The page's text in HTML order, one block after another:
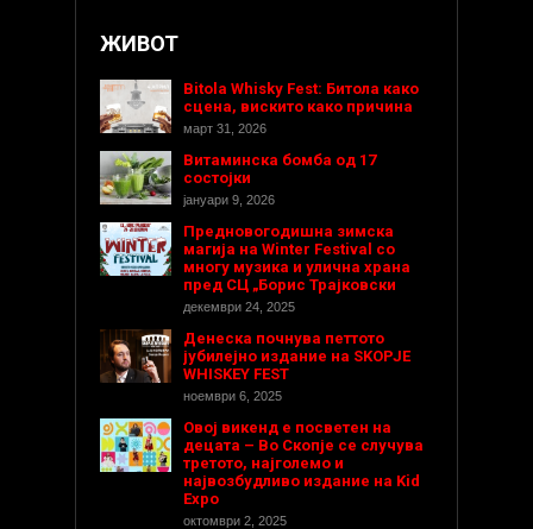
ЖИВОТ
Bitola Whisky Fest: Битола како
сцена, вискито како причина
март 31, 2026
Витаминска бомба од 17
состојки
јануари 9, 2026
Предновогодишнa зимска
магија на Winter Festival со
многу музика и улична храна
пред СЦ „Борис Трајковски
декември 24, 2025
Денеска почнува петтото
јубилејно издание на SKOPJE
WHISKEY FEST
ноември 6, 2025
Овој викенд е посветен на
децата – Во Скопје се случува
третото, најголемо и
највозбудливо издание на Kid
Expo
октомври 2, 2025